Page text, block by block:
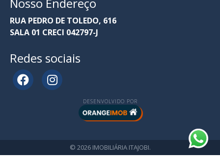
RUA PEDRO DE TOLEDO, 616
SALA 01 CRECI 042797-J
Redes sociais
DESENVOLVIDO POR
© 2026 IMOBILIÁRIA ITAJOBI.